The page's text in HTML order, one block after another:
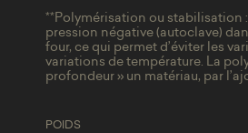
**Polymérisation ou stabilisation
pression négative (autoclave)
four, ce qui permet d’éviter les
variations de température. La
profondeur » un matériau, par
POIDS